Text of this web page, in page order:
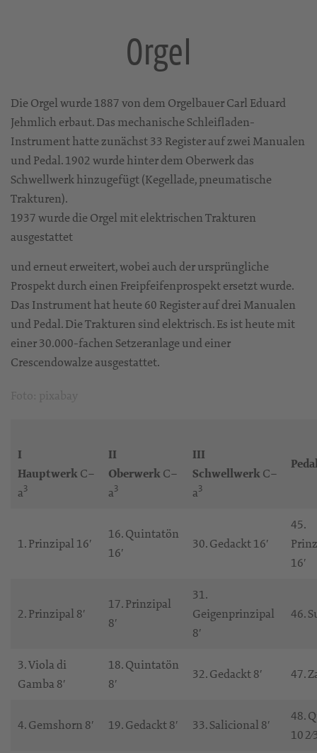
Orgel
Die Orgel wurde 1887 von dem Orgelbauer Carl Eduard
Jehmlich erbaut. Das mechanische Schleifladen-
Instrument hatte zunächst 33 Register auf zwei Manualen
und Pedal. 1902 wurde hinter dem Oberwerk das
Schwellwerk hinzugefügt (Kegellade, pneumatische
Trakturen).
1937 wurde die Orgel mit elektrischen Trakturen
ausgestattet
und erneut erweitert, wobei auch der ursprüngliche
Prospekt durch einen Freipfeifenprospekt ersetzt wurde.
Das Instrument hat heute 60 Register auf drei Manualen
und Pedal. Die Trakturen sind elektrisch. Es ist heute mit
einer 30.000-fachen Setzeranlage und einer
Crescendowalze ausgestattet.
I
HauptwerkC–
a3
II
OberwerkC–
a3
III
SchwellwerkC–
a3
1. Prinzipal 16′
16. Quintatön
16′
30. Gedackt 16′
45.
16′
2. Prinzipal 8′
17. Prinzipal
8′
31.
Geigenprinzipal
8′
46.
3. Viola di
Gamba 8′
18. Quintatön
8′
32. Gedackt 8′ 47.
4. Gemshorn 8′ 19. Gedackt 8′ 33. Salicional 8′
48.
10